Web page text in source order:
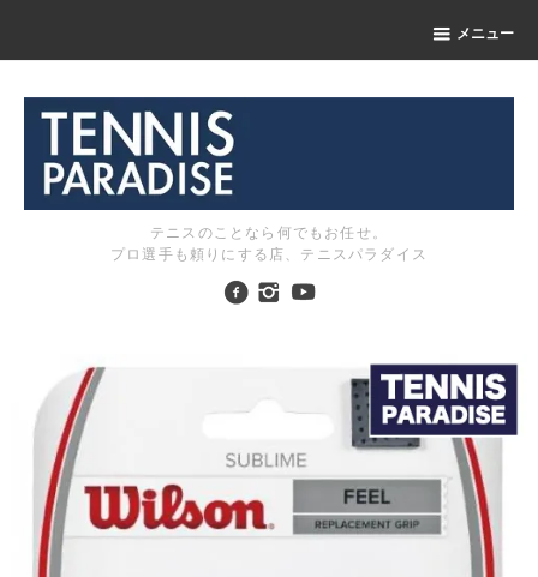
メニュー
テニスのことなら何でもお任せ。
プロ選手も頼りにする店、テニスパラダイス